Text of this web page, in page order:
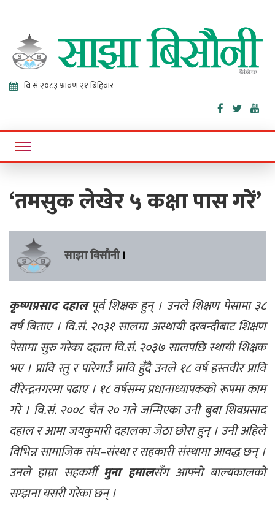
Sajha
Bisaunee
Online News Portal
‘तमसुक लेखेर ५ कक्षा पास गरें’
साझा बिसौनी ।
कृष्णप्रसाद दहालपूर्व शिक्षक हुन् । उनले शिक्षण पेसामा ३८
वर्ष बिताए । वि.सं. २०३१ सालमा अस्थायी दरबन्दीबाट शिक्षण
पेसामा सुरु गरेका दहाल वि.सं. २०३७ सालपछि स्थायी शिक्षक
भए । प्रावि रतु र पारेगाउँ प्रावि हुँदै उनले १८ वर्ष हस्तवीर प्रावि
वीरेन्द्रनगरमा पढाए । १८ वर्षसम्म प्रधानाध्यापकको रूपमा काम
गरे । वि.सं. २००८ चैत २० गते जन्मिएका उनी बुबा शिवप्रसाद
दहाल र आमा जयकुमारी दहालका जेठा छोरा हुन् । उनी अहिले
विभिन्न सामाजिक संघ–संस्था र सहकारी संस्थामा आवद्ध छन् ।
उनले हाम्रा सहकर्मी मुना हमालसँग आफ्नो बाल्यकालको
सम्झना यसरी गरेका छन् ।